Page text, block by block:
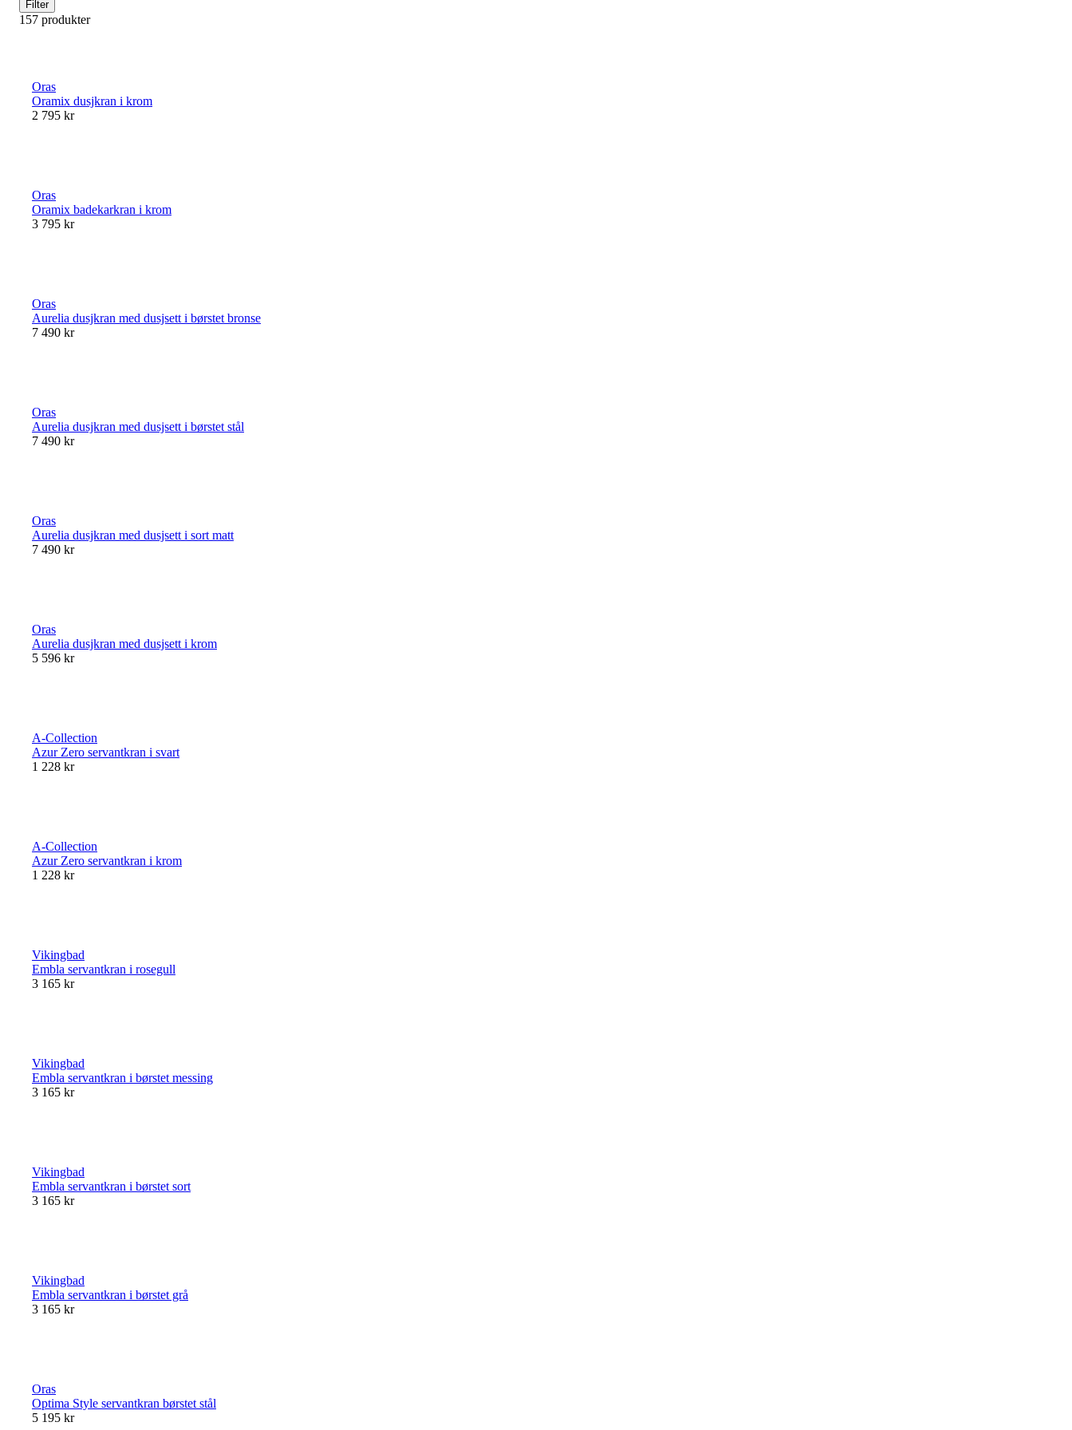
Filter
157 produkter
Oras
Oramix dusjkran i krom
2 795 kr
Oras
Oramix badekarkran i krom
3 795 kr
Oras
Aurelia dusjkran med dusjsett i børstet bronse
7 490 kr
Oras
Aurelia dusjkran med dusjsett i børstet stål
7 490 kr
Oras
Aurelia dusjkran med dusjsett i sort matt
7 490 kr
Oras
Aurelia dusjkran med dusjsett i krom
5 596 kr
A-Collection
Azur Zero servantkran i svart
1 228 kr
A-Collection
Azur Zero servantkran i krom
1 228 kr
Vikingbad
Embla servantkran i rosegull
3 165 kr
Vikingbad
Embla servantkran i børstet messing
3 165 kr
Vikingbad
Embla servantkran i børstet sort
3 165 kr
Vikingbad
Embla servantkran i børstet grå
3 165 kr
Oras
Optima Style servantkran børstet stål
5 195 kr